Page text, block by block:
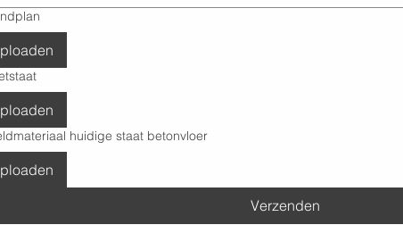
huidige staat betonvloer
Verzenden